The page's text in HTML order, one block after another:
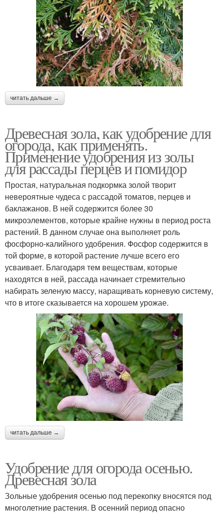
читать дальше →
Древесная зола, как удобрение для
огорода, как применять.
Применение удобрения из золы
для рассады перцев и помидор
Простая, натуральная подкормка золой творит
невероятные чудеса с рассадой томатов, перцев и
баклажанов. В ней содержится более 30
микроэлементов, которые крайне нужны в период роста
растений. В данном случае она выполняет роль
фосфорно-калийного удобрения. Фосфор содержится в
той форме, в которой растение лучше всего его
усваивает. Благодаря тем веществам, которые
находятся в ней, рассада начинает стремительно
набирать зеленую массу, наращивать корневую систему,
что в итоге сказывается на хорошем урожае.
читать дальше →
Удобрение для огорода осенью.
Древесная зола
Зольные удобрения осенью под перекопку вносятся под
многолетние растения. В осенний период опасно